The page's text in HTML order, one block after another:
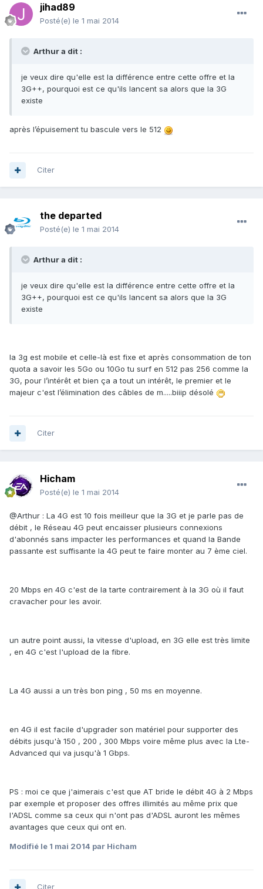
jihad89
Posté(e) le 1 mai 2014
Arthur a dit :
je veux dire qu'elle est la différence entre cette offre et la
3G++, pourquoi est ce qu'ils lancent sa alors que la 3G
existe
après l’épuisement tu bascule vers le 512
Citer
the departed
Posté(e) le 1 mai 2014
Arthur a dit :
je veux dire qu'elle est la différence entre cette offre et la
3G++, pourquoi est ce qu'ils lancent sa alors que la 3G
existe
la 3g est mobile et celle-là est fixe et après consommation de ton
quota a savoir les 5Go ou 10Go tu surf en 512 pas 256 comme la
3G, pour l’intérêt et bien ça a tout un intérêt, le premier et le
majeur c'est l’élimination des câbles de m.....biiip désolé
Citer
Hicham
Posté(e) le 1 mai 2014
@Arthur : La 4G est 10 fois meilleur que la 3G et je parle pas de
débit , le Réseau 4G peut encaisser plusieurs connexions
d'abonnés sans impacter les performances et quand la Bande
passante est suffisante la 4G peut te faire monter au 7 ème ciel.
20 Mbps en 4G c'est de la tarte contrairement à la 3G où il faut
cravacher pour les avoir.
un autre point aussi, la vitesse d'upload, en 3G elle est très limite
, en 4G c'est l'upload de la fibre.
La 4G aussi a un très bon ping , 50 ms en moyenne.
en 4G il est facile d'upgrader son matériel pour supporter des
débits jusqu'à 150 , 200 , 300 Mbps voire même plus avec la Lte-
Advanced qui va jusqu'à 1 Gbps.
PS : moi ce que j'aimerais c'est que AT bride le débit 4G à 2 Mbps
par exemple et proposer des offres illimités au même prix que
l'ADSL comme sa ceux qui n'ont pas d'ADSL auront les mêmes
avantages que ceux qui ont en.
Modifié le 1 mai 2014 par Hicham
Citer